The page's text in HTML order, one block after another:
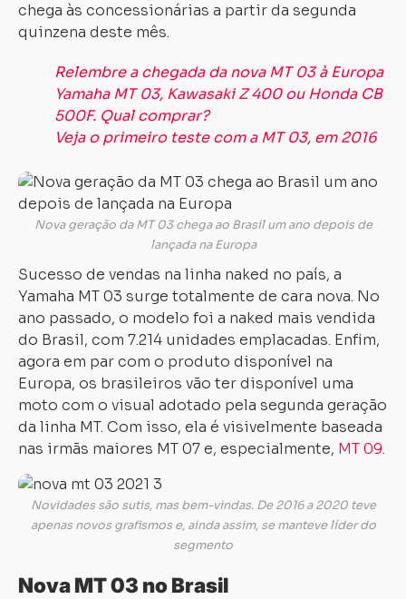
chega às concessionárias a partir da segunda
quinzena deste mês.
Relembre a chegada da nova MT 03 à Europa
Yamaha MT 03, Kawasaki Z 400 ou Honda CB
500F. Qual comprar?
Veja o primeiro teste com a MT 03, em 2016
Nova geração da MT 03 chega ao Brasil um ano depois de
lançada na Europa
Sucesso de vendas na linha naked no país, a
Yamaha MT 03 surge totalmente de cara nova. No
ano passado, o modelo foi a naked mais vendida
do Brasil, com 7.214 unidades emplacadas. Enfim,
agora em par com o produto disponível na
Europa, os brasileiros vão ter disponível uma
moto com o visual adotado pela segunda geração
da linha MT. Com isso, ela é visivelmente baseada
nas irmãs maiores MT 07 e, especialmente, MT 09.
Novidades são sutis, mas bem-vindas. De 2016 a 2020 teve
apenas novos grafismos e, ainda assim, se manteve líder do
segmento
Nova MT 03 no Brasil